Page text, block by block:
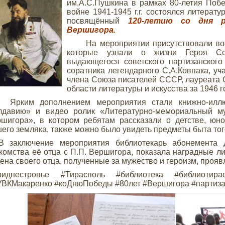
им.А.С.Пушкина в рамках 80-летия
войне 1941-1945 г.г. состоялся
посвящённый 120-летию со дня
Вершигора.
На мероприятии присутствовали
которые узнали о жизни Героя
выдающегося советского
соратника легендарного С.А.Ковпака,
члена Союза писателей СССР, лауреата
области литературы и искусства за
дополнением мероприятия стали книжно-
и видео ролик «Литературно-мемориальный
в котором ребятам рассказали о детстве,
земляка, также можно было увидеть предметы быта
мероприятия библиотекарь абонемента
её отца с П.П. Вершигора, показала наградные
своего отца, полученные за мужество и героизм,
#Тирасполь #библиотека
#коДнюПобеды #80лет #Вершигора